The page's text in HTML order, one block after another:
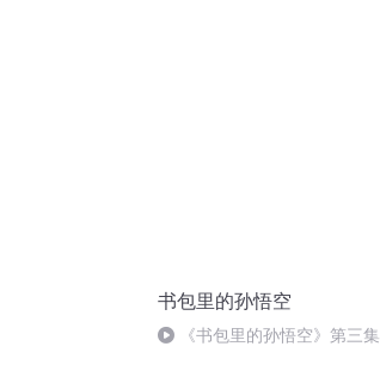
书包里的孙悟空
《书包里的孙悟空》第三集